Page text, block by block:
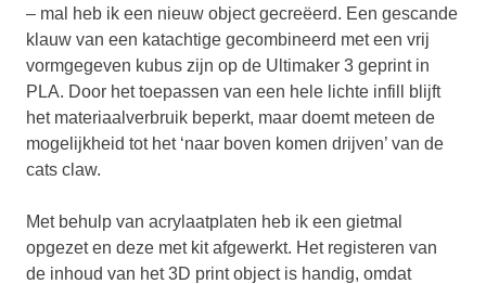
– mal heb ik een nieuw object gecreëerd. Een gescande
klauw van een katachtige gecombineerd met een vrij
vormgegeven kubus zijn op de Ultimaker 3 geprint in
PLA. Door het toepassen van een hele lichte infill blijft
het materiaalverbruik beperkt, maar doemt meteen de
mogelijkheid tot het ‘naar boven komen drijven’ van de
cats claw.
Met behulp van acrylaatplaten heb ik een gietmal
opgezet en deze met kit afgewerkt. Het registeren van
de inhoud van het 3D print object is handig, omdat